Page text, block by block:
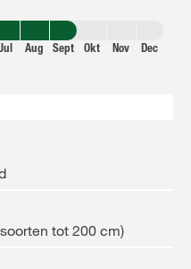
Aug Sept Okt Nov Dec
tot 200 cm)